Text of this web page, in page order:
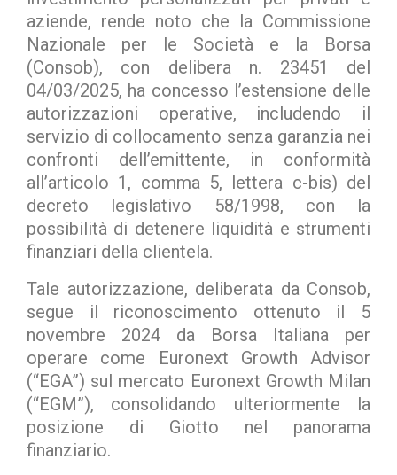
aziende, rende noto che la Commissione
Nazionale per le Società e la Borsa
(Consob), con delibera n. 23451 del
04/03/2025, ha concesso l’estensione delle
autorizzazioni operative, includendo il
servizio di collocamento senza garanzia nei
confronti dell’emittente, in conformità
all’articolo 1, comma 5, lettera c-bis) del
decreto legislativo 58/1998, con la
possibilità di detenere liquidità e strumenti
finanziari della clientela.
Tale autorizzazione, deliberata da Consob,
segue il riconoscimento ottenuto il 5
novembre 2024 da Borsa Italiana per
operare come Euronext Growth Advisor
(“EGA”) sul mercato Euronext Growth Milan
(“EGM”), consolidando ulteriormente la
posizione di Giotto nel panorama
finanziario.